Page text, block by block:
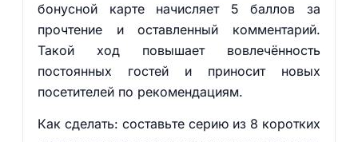
бонусной карте начисляет 5 баллов за
прочтение и оставленный комментарий.
Такой ход повышает вовлечённость
постоянных гостей и приносит новых
посетителей по рекомендациям.
Как сделать: составьте серию из 8 коротких